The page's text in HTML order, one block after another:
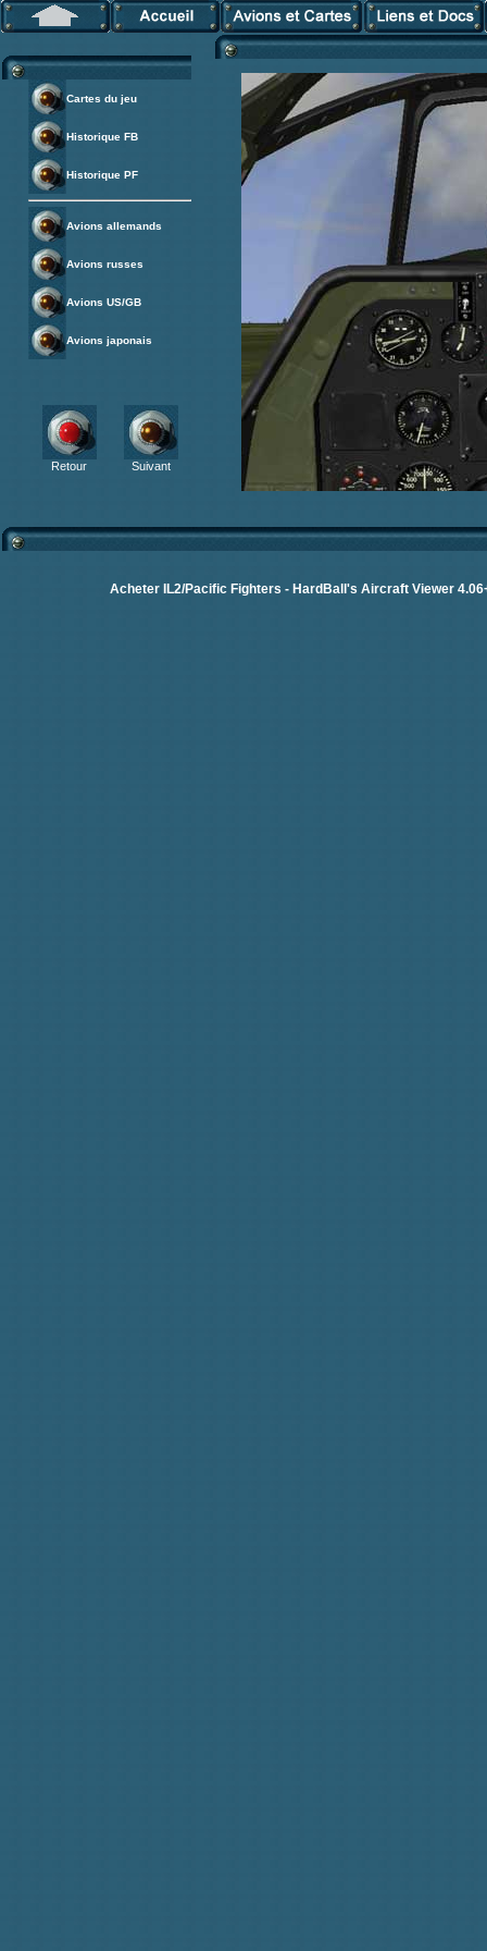
Cartes du jeu
Historique FB
Historique PF
Avions allemands
Avions russes
Avions US/GB
Avions japonais
Retour Suivant
Acheter IL2/Pacific Fighters - HardBall's Aircraft Viewer